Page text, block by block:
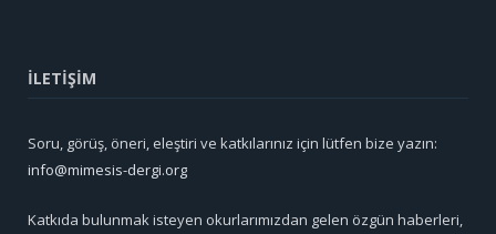
İLETİŞİM
Soru, görüş, öneri, eleştiri ve katkılarınız için lütfen bize yazın:
info@mimesis-dergi.org
Katkıda bulunmak isteyen okurlarımızdan gelen özgün haberleri,